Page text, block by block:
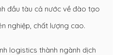
đầu tàu cả nước về đào tạo
nghiệp, chất lượng cao.
logistics thành ngành dịch